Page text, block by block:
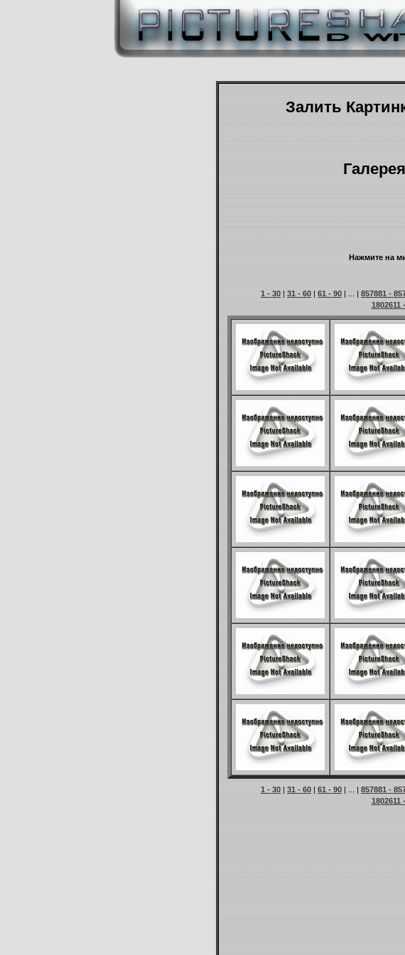
Залить
Нажмите на
1 - 30 | 31 - 60 | 61 - 90 | ... | 857881 -
1802611
1 - 30 | 31 - 60 | 61 - 90 | ... | 857881 -
1802611